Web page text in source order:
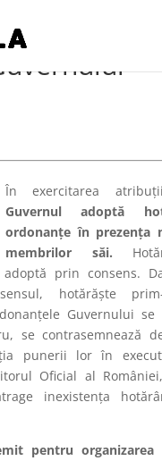
În exercitarea
Guvernul adoptă
ordonanțe în prezența
membrilor săi.
prin consens.
hotărăște
Guvernului se
se contrasemnează
punerii lor în
Oficial al
inexistența
pentru organizarea